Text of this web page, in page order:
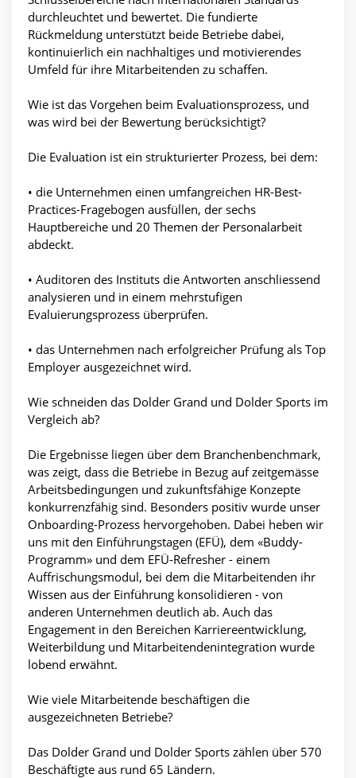
durchleuchtet und bewertet. Die fundierte
Rückmeldung unterstützt beide Betriebe dabei,
kontinuierlich ein nachhaltiges und motivierendes
Umfeld für ihre Mitarbeitenden zu schaffen.
Wie ist das Vorgehen beim Evaluationsprozess, und
was wird bei der Bewertung berücksichtigt?
Die Evaluation ist ein strukturierter Prozess, bei dem:
• die Unternehmen einen umfangreichen HR-Best-
Practices-Fragebogen ausfüllen, der sechs
Hauptbereiche und 20 Themen der Personalarbeit
abdeckt.
• Auditoren des Instituts die Antworten anschliessend
analysieren und in einem mehrstufigen
Evaluierungsprozess überprüfen.
• das Unternehmen nach erfolgreicher Prüfung als Top
Employer ausgezeichnet wird.
Wie schneiden das Dolder Grand und Dolder Sports im
Vergleich ab?
Die Ergebnisse liegen über dem Branchenbenchmark,
was zeigt, dass die Betriebe in Bezug auf zeitgemässe
Arbeitsbedingungen und zukunftsfähige Konzepte
konkurrenzfähig sind. Besonders positiv wurde unser
Onboarding-Prozess hervorgehoben. Dabei heben wir
uns mit den Einführungstagen (EFÜ), dem «Buddy-
Programm» und dem EFÜ-Refresher - einem
Auffrischungsmodul, bei dem die Mitarbeitenden ihr
Wissen aus der Einführung konsolidieren - von
anderen Unternehmen deutlich ab. Auch das
Engagement in den Bereichen Karriereentwicklung,
Weiterbildung und Mitarbeitendenintegration wurde
lobend erwähnt.
Wie viele Mitarbeitende beschäftigen die
ausgezeichneten Betriebe?
Das Dolder Grand und Dolder Sports zählen über 570
Beschäftigte aus rund 65 Ländern.